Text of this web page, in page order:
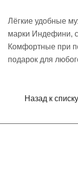
Лёгкие удобные
марки Индефини,
Комфортные при
подарок для
Назад к списку